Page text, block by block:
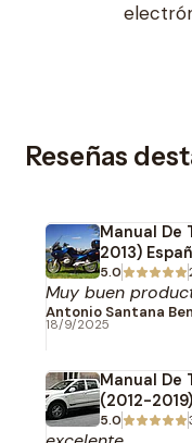
Reseñas
Manual De
2013)
5.0
Muy buen
Antonio Santana
18/9/2025
Manual De
(2012-
5.0